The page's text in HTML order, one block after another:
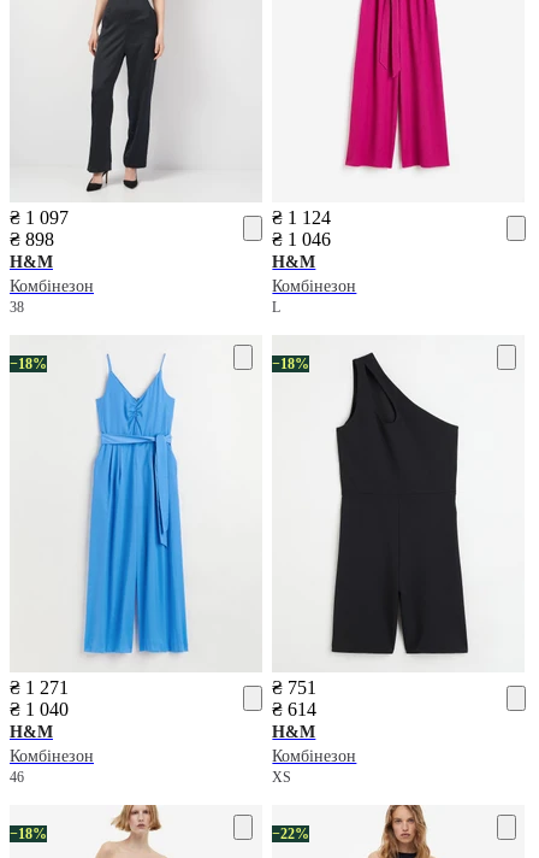
₴ 1 097
₴ 898
H&M
Комбінезон
38
₴ 1 124
₴ 1 046
H&M
Комбінезон
L
−18%
₴ 1 271
₴ 1 040
H&M
Комбінезон
46
−18%
₴ 751
₴ 614
H&M
Комбінезон
XS
−18% −22%